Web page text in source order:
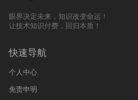
眼界决定未来，知识改变命运！
让技术知识付费，回归本质！
快速导航
个人中心
免责申明